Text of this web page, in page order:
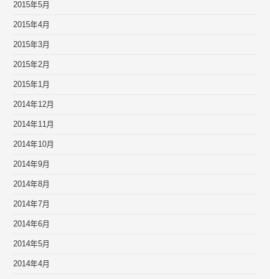
2015年5月
2015年4月
2015年3月
2015年2月
2015年1月
2014年12月
2014年11月
2014年10月
2014年9月
2014年8月
2014年7月
2014年6月
2014年5月
2014年4月